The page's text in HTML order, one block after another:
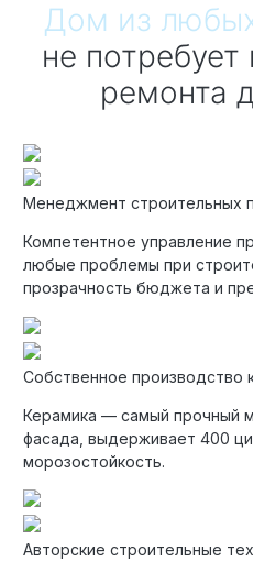
Технология здоровый дом
Дом из
не потребует
ремонта
Менеджмент строительных
Компетентное управление
любые проблемы при
прозрачность бюджета и
Собственное производство
Керамика — самый прочный
фасада, выдерживает 400
морозостойкость.
Авторские строительные